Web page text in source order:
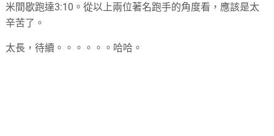
米間歇跑達3:10。從以上兩位著名跑手的角度看，應該是太
辛苦了。
太長，待續。。。。。。哈哈。